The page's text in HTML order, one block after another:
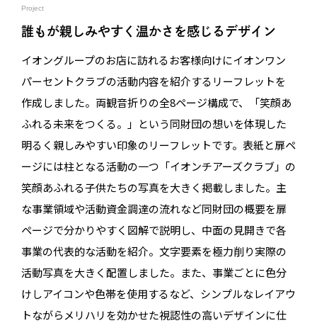
Project
誰もが親しみやすく温かさを感じるデザイン
イオングループのお店に訪れるお客様向けにイオンワン
パーセントクラブの活動内容を紹介するリーフレットを
作成しました。両観音折りの全8ページ構成で、「笑顔あ
ふれる未来をつくる。」という同財団の想いを体現した
明るく親しみやすい印象のリーフレットです。表紙と扉ペ
ージには柱となる活動の一つ「イオンチアーズクラブ」の
笑顔あふれる子供たちの写真を大きく掲載しました。主
な事業領域や活動資金調達の流れなど同財団の概要を扉
ページで分かりやすく図解で説明し、中面の見開きで各
事業の代表的な活動を紹介。文字要素を極力削り実際の
活動写真を大きく配置しました。また、事業ごとに色分
けしアイコンや色帯を使用するなど、シンプルなレイアウ
トながらメリハリを効かせた視認性の高いデザインに仕